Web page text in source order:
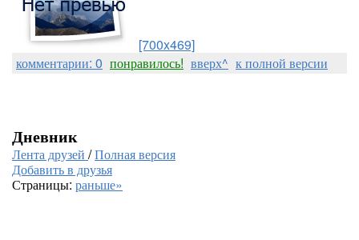
[700x469]
комментарии: 0 понравилось! вверх^ к полной версии
Дневник
Лента друзей /Полная версия
Добавить в друзья
Страницы: раньше»